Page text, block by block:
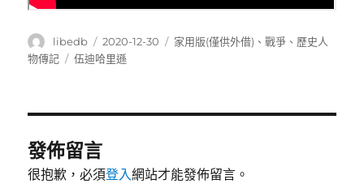
作
者
libedb
發
佈
2020-12-30
分
家用版(僅供外借) 、 戰爭 、 歷史人
物傳記
標
伍迪哈里遜
發佈留言
很抱歉，必須登入網站才能發佈留言。